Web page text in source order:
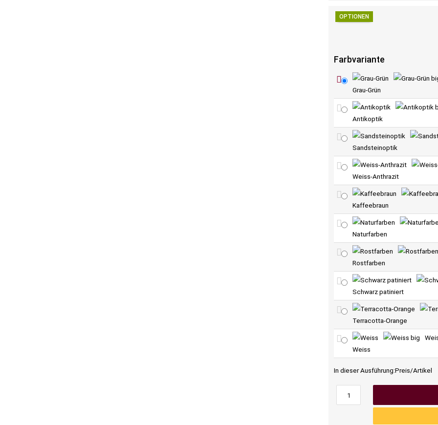
OPTIONEN
Farbvariante
Grau-Grün
Antikoptik
Sandsteinoptik
Weiss-Anthrazit
Kaffeebraun
Naturfarben
Rostfarben
Schwarz patiniert
Terracotta-Orange
Weiss
In dieser Ausführung:Preis/Artikel